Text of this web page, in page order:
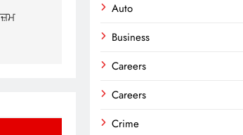
Auto
Business
Careers
Careers
Crime